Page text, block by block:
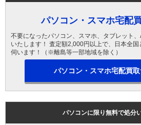
パソコン・スマホ宅配
不要になったパソコン、スマホ、タブレット
いたします！ 査定額2,000円以上で、日本全
伺います！（※離島等一部地域を除く）
パソコン・スマホ宅配買
パソコンに限り無料で処分